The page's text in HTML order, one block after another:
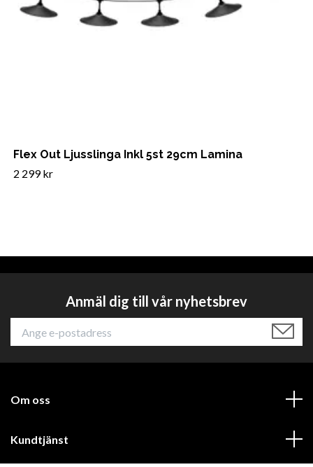
Flex Out Ljusslinga Inkl 5st 29cm Lamina
2 299 kr
Anmäl dig till vår nyhetsbrev
Om oss
Kundtjänst